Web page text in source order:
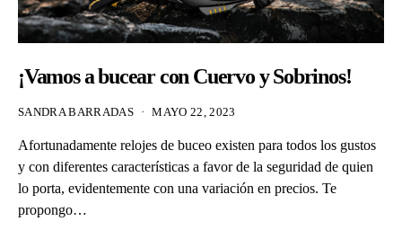
¡Vamos a bucear con Cuervo y Sobrinos!
SANDRA BARRADAS MAYO 22, 2023
Afortunadamente relojes de buceo existen para todos los gustos
y con diferentes características a favor de la seguridad de quien
lo porta, evidentemente con una variación en precios. Te
propongo…